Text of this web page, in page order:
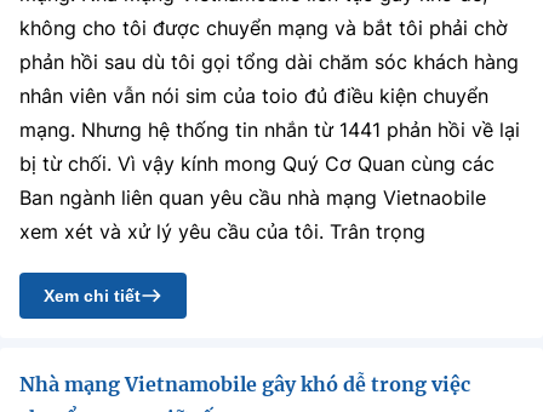
không cho tôi được chuyển mạng và bắt tôi phải chờ
phản hồi sau dù tôi gọi tổng dài chăm sóc khách hàng
nhân viên vẫn nói sim của toio đủ điều kiện chuyển
mạng. Nhưng hệ thống tin nhắn từ 1441 phản hồi về lại
bị từ chối. Vì vậy kính mong Quý Cơ Quan cùng các
Ban ngành liên quan yêu cầu nhà mạng Vietnaobile
xem xét và xử lý yêu cầu của tôi. Trân trọng
Xem chi tiết
Nhà mạng Vietnamobile gây khó dễ trong việc